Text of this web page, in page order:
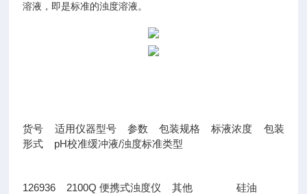
溶液，即是标准的浊度溶液。
货号 适用仪器型号 参数 包装规格 标液浓度 包装
形式 pH校准缓冲液/浊度标准类型
126936 2100Q 便携式浊度仪 其他 硅油